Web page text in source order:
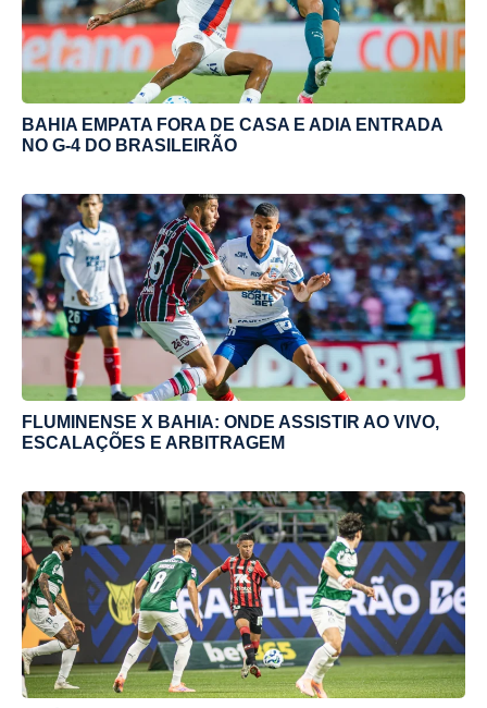
BAHIA EMPATA FORA DE CASA E ADIA ENTRADA
NO G-4 DO BRASILEIRÃO
FLUMINENSE X BAHIA: ONDE ASSISTIR AO VIVO,
ESCALAÇÕES E ARBITRAGEM